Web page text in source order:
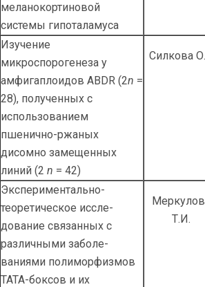
меланокортиновой
системы гипоталамуса
Изучение
микроспорогенеза у
амфигапло­идов ABDR (2n =
28), полученных с
использованием
пшенично-ржаных
дисомно замещенных
линий (2 n = 42)
Силкова
Экспериментально-
теоретическое иссле­
дование связанных с
различными заболе­
ваниями полиморфизмов
ТАТА-боксов и их
Т.И.